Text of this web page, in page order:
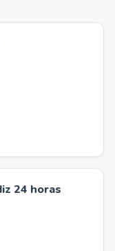
24 horas